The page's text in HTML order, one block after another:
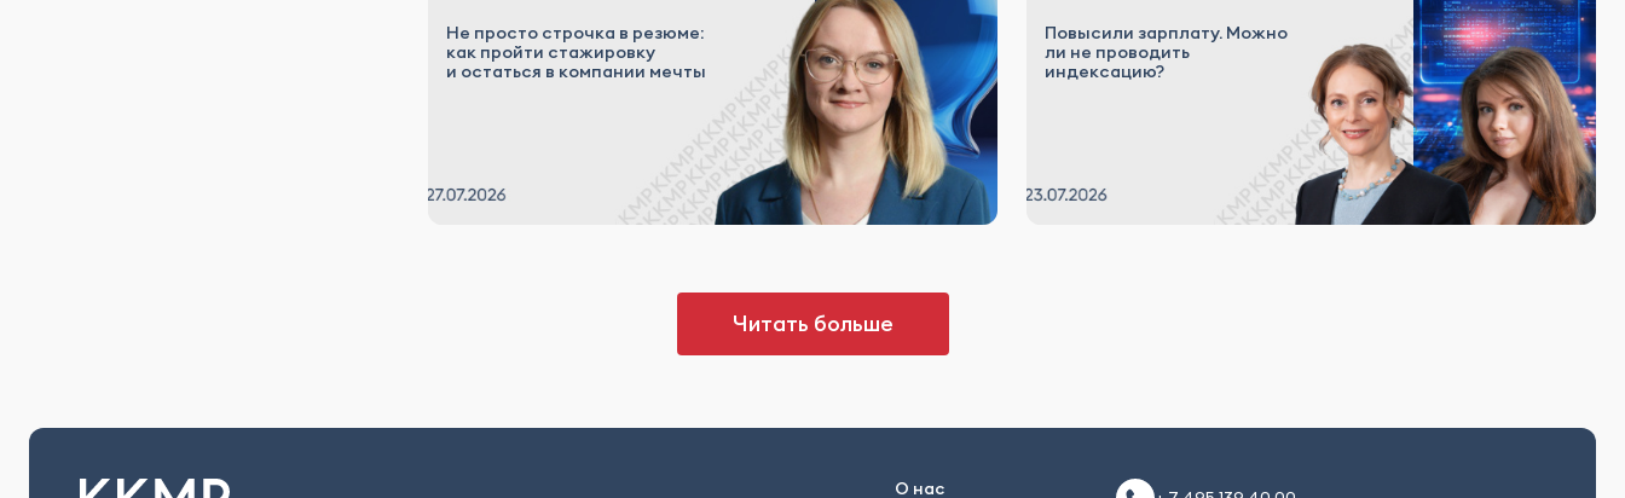
Не просто строчка в резюме:
как пройти стажировку
и остаться в компании мечты
Повысили зарплату. Можно
ли не проводить
индексацию?
Читать больше
О нас